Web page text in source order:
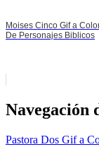
Moises Cinco Gif a
De Personajes Biblicos
Navegación
Pastora Dos Gif a